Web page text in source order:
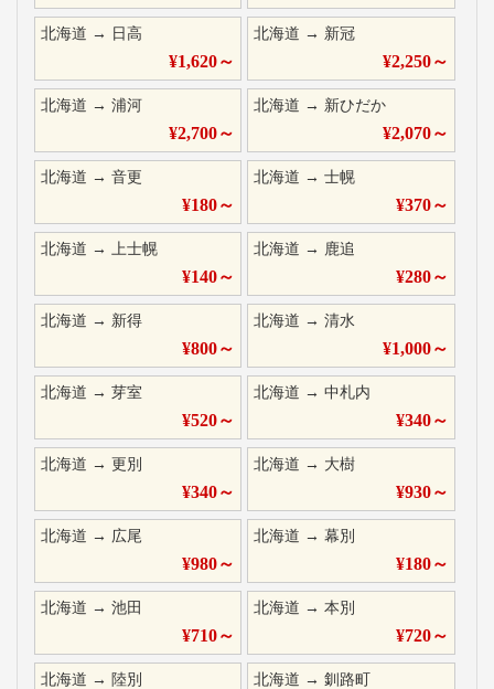
北海道 → 日高
¥1,620～
北海道 → 新冠
¥2,250～
北海道 → 浦河
¥2,700～
北海道 → 新ひだか
¥2,070～
北海道 → 音更
¥180～
北海道 →士幌
¥370～
北海道 → 上士幌
¥140～
北海道 → 鹿追
¥280～
北海道 → 新得
¥800～
北海道 →清水
¥1,000～
北海道 → 芽室
¥520～
北海道 →中札内
¥340～
北海道 → 更別
¥340～
北海道 → 大樹
¥930～
北海道 → 広尾
¥980～
北海道 →幕別
¥180～
北海道 → 池田
¥710～
北海道 →本別
¥720～
北海道 → 陸別 北海道 →釧路町